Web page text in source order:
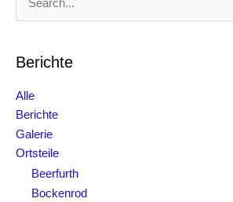
c
e
n
a
h
:
Berichte
Alle
Berichte
Galerie
Ortsteile
Beerfurth
Bockenrod